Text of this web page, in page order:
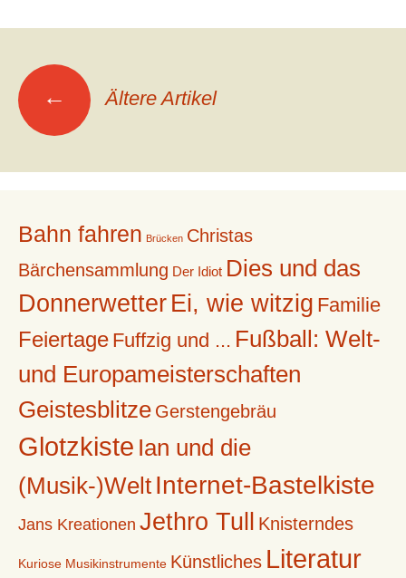
Sommer
Beitrags-
Navigation
← Ältere Artikel
Bahn fahren Brücken Christas
Bärchensammlung Der Idiot Dies und das
Donnerwetter Ei, wie witzig Familie
Feiertage Fuffzig und ... Fußball: Welt-
und Europameisterschaften
Geistesblitze Gerstengebräu
Glotzkiste Ian und die
(Musik-)Welt Internet-Bastelkiste
Jans Kreationen Jethro Tull Knisterndes
Kuriose Musikinstrumente Künstliches Literatur